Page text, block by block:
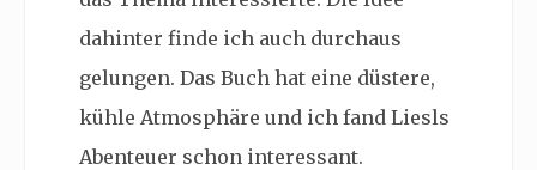
dahinter finde ich auch durchaus
gelungen. Das Buch hat eine düstere,
kühle Atmosphäre und ich fand Liesls
Abenteuer schon interessant.